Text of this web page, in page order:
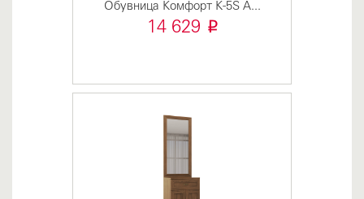
Обувница Комфорт К-5S А...
14 629 i